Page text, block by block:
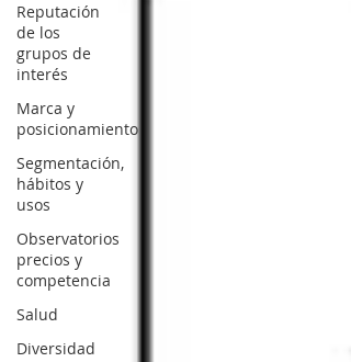
Reputación
de los
grupos de
interés
Marca y
posicionamiento
Segmentación,
hábitos y
usos
Observatorios
precios y
competencia
Salud
Diversidad